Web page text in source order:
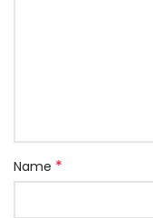
Name *